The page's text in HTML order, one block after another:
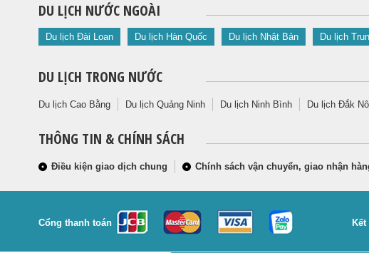
DU LỊCH NƯỚC NGOÀI
Du lịch Đài Loan Du lịch Hàn Quốc Du lịch Nhật Bản Du lịch
DU LỊCH TRONG NƯỚC
Du lịch Cao Bằng Du lịch Quảng Ninh Du lịch Ninh Bình Du lịch Đắk
THÔNG TIN & CHÍNH SÁCH
Điều kiện giao dịch chung Chính sách vận chuyển, giao nhận
Cổng thanh toán